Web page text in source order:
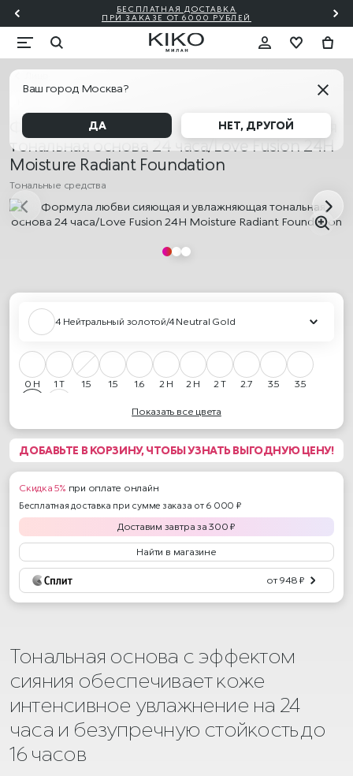
БЕСПЛАТНАЯ ДОСТАВКА
ПРИ ЗАКАЗЕ ОТ 6000 РУБЛЕЙ
Ваш город Москва?
ДА НЕТ, ДРУГОЙ
Формула любви сияющая и увлажняющая
тональная основа 24 часа/Love Fusion 24H
Moisture Radiant Foundation
Тональные средства
4 Нейтральный золотой/4 Neutral Gold
0 Н 1 Т 1.5 1.5 1.6 2 Н 2 Н 2 Т 2.7 3.5 3.5
Показать все цвета
ДОБАВЬТЕ В КОРЗИНУ, ЧТОБЫ УЗНАТЬ ВЫГОДНУЮ ЦЕНУ!
Скидка 5% при оплате онлайн
Бесплатная доставка при сумме заказа от 6 000 ₽
Доставим завтра за300 ₽
Найти в магазине
от 948 ₽
Тональная основа с эффектом
сияния обеспечивает коже
интенсивное увлажнение на 24
часа и безупречную стойкость до
16 часов